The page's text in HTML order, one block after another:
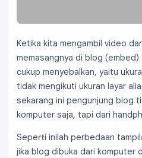
Ketika kita mengambil video
memasangnya di blog
cukup menyebalkan, yaitu
tidak mengikuti ukuran layar
sekarang ini pengunjung blog
komputer saja, tapi dari
Seperti inilah perbedaan
jika blog dibuka dari komputer